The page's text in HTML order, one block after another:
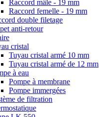
Raccord mâle - 19 mm
Raccord femelle - 19 mm
double filetage
anti-retour
cristal
Tuyau cristal armé 10 mm
Tuyau cristal armé de 12 mm
à eau
Pompe à membrane
Pompe immergées
de filtration